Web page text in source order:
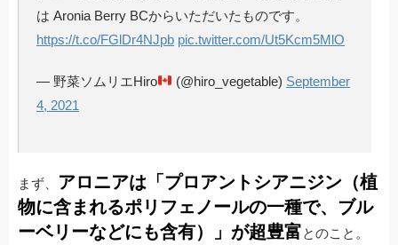
は Aronia Berry BCからいただいたものです。
https://t.co/FGlDr4NJpb pic.twitter.com/Ut5Kcm5MlO
— 野菜ソムリエHiro (@hiro_vegetable) September
4, 2021
まず、
アロニアは「プロアントシアニジン（植
物に含まれるポリフェノールの一種で、ブル
ーベリーなどにも含有）」が超豊富とのこと。